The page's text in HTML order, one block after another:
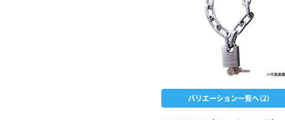
バリエーション一覧へ（2）